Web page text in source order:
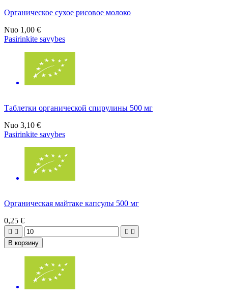
Органическое сухое рисовое молоко
Nuo 1,00 €
Pasirinkite savybes
Таблетки органической спирулины 500 мг
Nuo 3,10 €
Pasirinkite savybes
Органическая майтаке капсулы 500 мг
0,25 €
   
В корзину